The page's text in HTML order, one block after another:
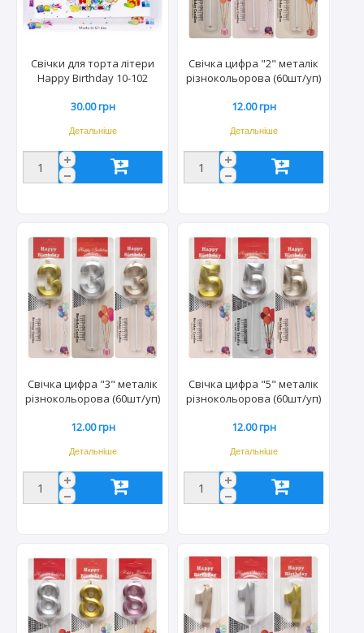
Свічки для торта літери
Happy Birthday 10-102
30.00 грн
Детальніше
Свічка цифра "2" металік
різнокольорова (60шт/уп)
12.00 грн
Детальніше
Свічка цифра "3" металік
різнокольорова (60шт/уп)
12.00 грн
Детальніше
Свічка цифра "5" металік
різнокольорова (60шт/уп)
12.00 грн
Детальніше